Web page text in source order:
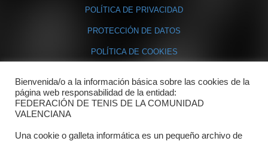
POLÍTICA DE PRIVACIDAD
PROTECCIÓN DE DATOS
POLÍTICA DE COOKIES
Contacto
Dónde estamos
Directorio departamentos
Bienvenida/o a la información básica sobre las cookies de la
página web responsabilidad de la entidad:
FEDERACIÓN DE TENIS DE LA COMUNIDAD
VALENCIANA
Una cookie o galleta informática es un pequeño archivo de